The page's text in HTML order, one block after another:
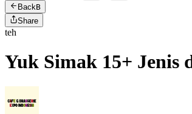
BackB
Share
teh
Yuk Simak 15+ Jenis